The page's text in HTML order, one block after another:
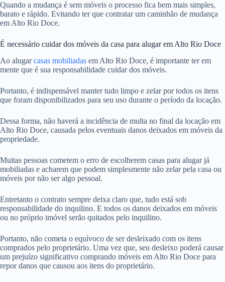
Quando a mudança é sem móveis o processo fica bem mais simples,
barato e rápido. Evitando ter que contratar um caminhão de mudança
em Alto Rio Doce.
É necessário cuidar dos móveis da casa para alugar em Alto Rio Doce
Ao alugarcasas mobiliadas em Alto Rio Doce, é importante ter em
mente que é sua responsabilidade cuidar dos móveis.
Portanto, é indispensável manter tudo limpo e zelar por todos os itens
que foram disponibilizados para seu uso durante o período da locação.
Dessa forma, não haverá a incidência de multa no final da locação em
Alto Rio Doce, causada pelos eventuais danos deixados em móveis da
propriedade.
Muitas pessoas cometem o erro de escolherem casas para alugar já
mobiliadas e acharem que podem simplesmente não zelar pela casa ou
móveis por não ser algo pessoal.
Entretanto o contrato sempre deixa claro que, tudo está sob
responsabilidade do inquilino. E todos os danos deixados em móveis
ou no próprio imóvel serão quitados pelo inquilino.
Portanto, não cometa o equívoco de ser desleixado com os itens
comprados pelo proprietário. Uma vez que, seu desleixo poderá causar
um prejuízo significativo comprando móveis em Alto Rio Doce para
repor danos que causou aos itens do proprietário.